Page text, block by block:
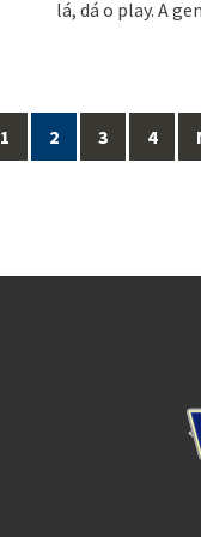
lá, dá o play. A
1 2 3 4